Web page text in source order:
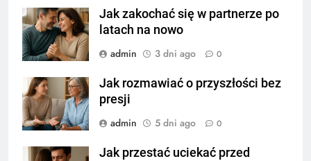
Jak zakochać się w partnerze po
latach na nowo
admin
3 dni ago 0
Jak rozmawiać o przyszłości bez
presji
admin
5 dni ago 0
Jak przestać uciekać przed